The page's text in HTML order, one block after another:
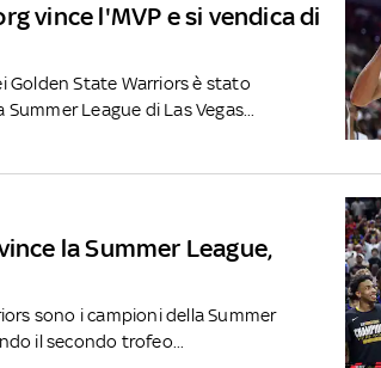
vince l'MVP e si vendica di
Golden State Warriors è stato
League di Las Vegas...
la Summer League,
sono i campioni della Summer
il secondo trofeo...